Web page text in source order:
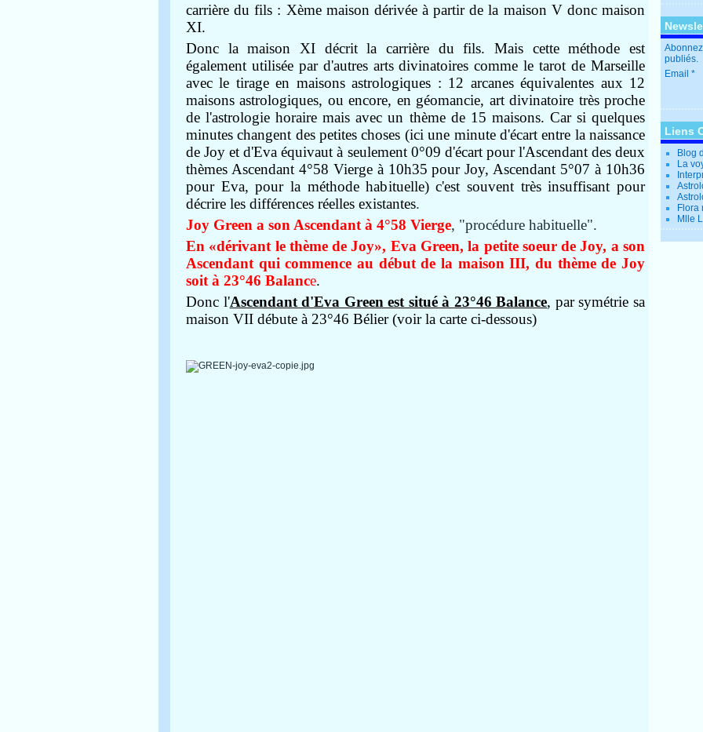
carrière du fils : Xème maison dérivée à partir de la maison V donc maison
XI.
Donc la maison XI décrit la carrière du fils. Mais cette méthode est
également utilisée par d'autres arts divinatoires comme le tarot de Marseille
avec le tirage en maisons astrologiques : 12 arcanes équivalentes aux 12
maisons astrologiques, ou encore, en géomancie, art divinatoire très proche
de l'astrologie horaire mais avec un thème de 15 maisons. Car si quelques
minutes changent des petites choses (ici une minute d'écart entre la naissance
de Joy et d'Eva équivaut à seulement 0°09 d'écart pour l'Ascendant des deux
thèmes Ascendant 4°58 Vierge à 10h35 pour Joy, Ascendant 5°07 à 10h36
pour Eva, pour la méthode habituelle) c'est souvent très insuffisant pour
décrire les différences réelles existantes.
Joy Green a son Ascendant à 4°58 Vierge, "procédure habituelle".
En «dérivant le thème de Joy», Eva Green, la petite soeur de Joy, a son
Ascendant qui commence au début de la maison III, du thème de Joy
soit à 23°46 Balance.
Donc l'Ascendant d'Eva Green est situé à 23°46 Balance, par symétrie sa
maison VII débute à 23°46 Bélier (voir la carte ci-dessous)
publiés.
Email
Liens
Blog
La
Flora
Mlle